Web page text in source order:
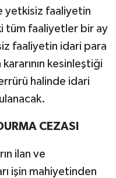
yetkisiz faaliyetin
tüm faaliyetler bir ay
faaliyetin idari para
kesinleştiği
halinde idari
CEZASI
ilan ve
işin mahiyetinden